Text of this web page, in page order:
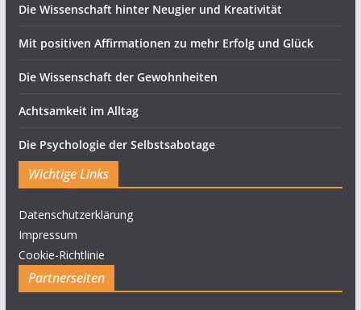
Die Wissenschaft hinter Neugier und Kreativität
Mit positiven Affirmationen zu mehr Erfolg und Glück
Die Wissenschaft der Gewohnheiten
Achtsamkeit im Alltag
Die Psychologie der Selbstsabotage
Wichtige Links
Datenschutzerklärung
Impressum
Cookie-Richtlinie
Partnerseiten